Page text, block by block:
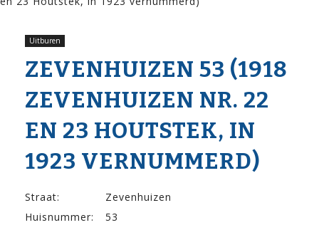
Uitburen
ZEVENHUIZEN 53 (1918
ZEVENHUIZEN NR. 22
EN 23 HOUTSTEK, IN
1923 VERNUMMERD)
Straat:
Zevenhuizen
Huisnummer:
53